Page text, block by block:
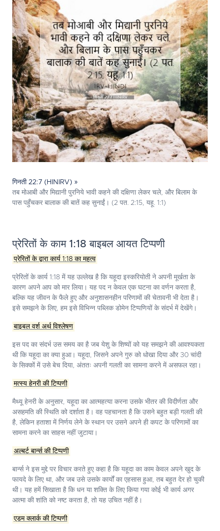
गिनती 22:7 (HINIRV) »
तब मोआबी और मिद्यानी पुरनिये भावी कहने की दक्षिणा लेकर चले, और बिलाम के
पास पहुँचकर बालाक की बातें कह सुनाईं। (2 पत. 2:15, यहू. 1:1)
प्रेरितों के काम 1:18 बाइबल आयत टिप्पणी
प्रेरितों के द्वारा कार्य 1:18 का महत्व
प्रेरितों के कार्य 1:18 में यह उल्लेख है कि यहूदा इस्करियोती ने अपनी मूर्खता के
कारण अपने आप को मार लिया। यह पद न केवल एक घटना का वर्णन करता है,
बल्कि यह जीवन के फैले हुए और अनुशासनहीन परिणामों की चेतावनी भी देता है।
इसे समझने के लिए, हम इसे विभिन्न पब्लिक डोमेन टिप्पणियों के संदर्भ में देखेंगे।
बाइबल वर्श अर्थ विश्लेषण
इस पद का संदर्भ उस समय का है जब येशु के शिष्यों को यह समझने की आवश्यकता
थी कि यहूदा का क्या हुआ। यहूदा, जिसने अपने गुरु को धोखा दिया और 30 चांदी
के सिक्कों में उसे बेच दिया, अंततः अपनी गलती का सामना करने में असफल रहा।
मत्स्य हेनरी की टिप्पणी
मैथ्यू हेनरी के अनुसार, यहूदा का आत्महत्या करना उसके भीतर की विदीर्णता और
असहमति की स्थिति को दर्शाता है। वह पहचानता है कि उसने बहुत बड़ी गलती की
है, लेकिन हताशा में निर्णय लेने के स्थान पर उसने अपने ही कपट के परिणामों का
सामना करने का साहस नहीं जुटाया।
अल्बर्ट बार्न्स की टिप्पणी
बार्न्स ने इस मुद्दे पर विचार करते हुए कहा है कि यहूदा का काम केवल अपने खुद के
फायदे के लिए था, और जब उसे उसके कार्यों का एहसास हुआ, तब बहुत देर हो चुकी
थी। यह हमें सिखाता है कि धन या शक्ति के लिए किया गया कोई भी कार्य अगर
आत्मा की शांति को नष्ट करता है, तो यह उचित नहीं है।
एडम क्लार्क की टिप्पणी